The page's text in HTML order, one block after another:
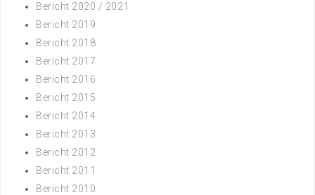
Bericht 2020 / 2021
Bericht 2019
Bericht 2018
Bericht 2017
Bericht 2016
Bericht 2015
Bericht 2014
Bericht 2013
Bericht 2012
Bericht 2011
Bericht 2010